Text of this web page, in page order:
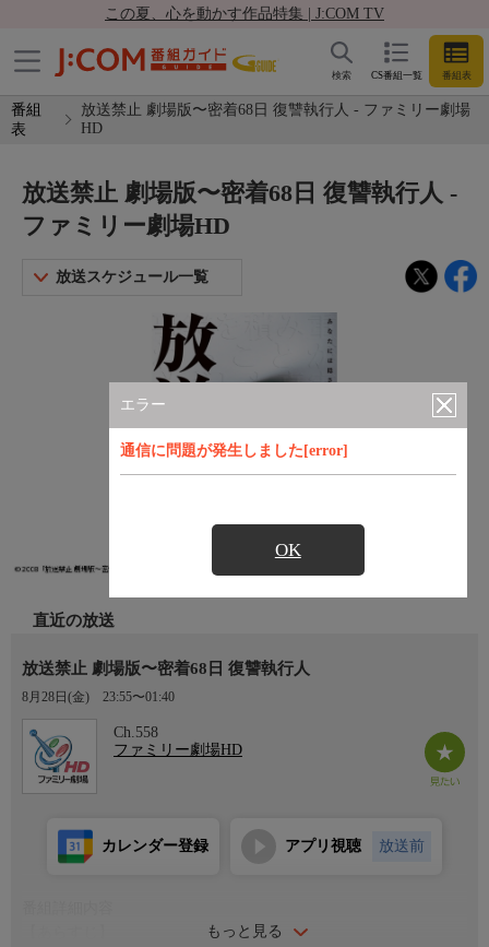
この夏、心を動かす作品特集 | J:COM TV
CS番組一覧 番組表
検索
番組
表
放送禁止 劇場版〜密着68日 復讐執行人 - ファミリー劇場
HD
エラー
通信に問題が発生しました[error]
OK
放送禁止 劇場版〜密着68日 復讐執行人 -
ファミリー劇場HD
放送スケジュール一覧
直近の放送
放送禁止 劇場版〜密着68日 復讐執行人
8月28日(金) 23:55〜01:40
Ch.558
ファミリー劇場HD
もっと見る
カレンダー登録 アプリ視聴 放送前